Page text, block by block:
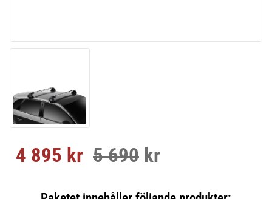
Nedsatt pris:
4 895 kr Ordinarie pris:
5 690 kr